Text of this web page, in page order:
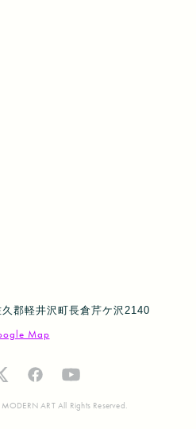
郡軽井沢町長倉芹ケ沢2140
Map
ART All Rights Reserved.